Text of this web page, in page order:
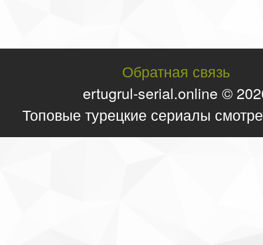
Обратная связь
ertugrul-serial.online ©
Топовые турецкие сериалы